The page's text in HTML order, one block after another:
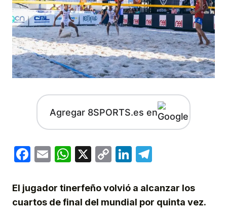
Agregar 8SPORTS.es en
Facebook
EmailWhatsApp
X
CopyLinkedIn
El jugador tinerfeño volvió a alcanzar los
cuartos de final del mundial por quinta vez.